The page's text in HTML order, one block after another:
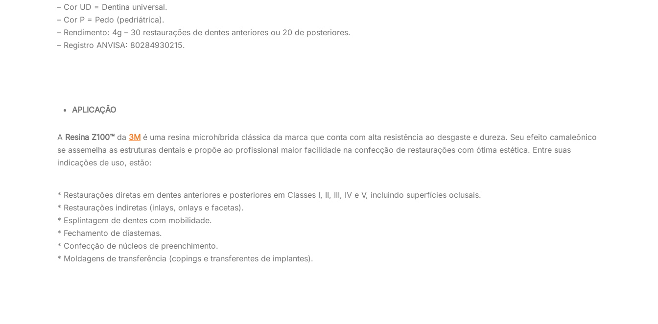
– Cor UD = Dentina universal.
– Cor P = Pedo (pedriátrica).
– Rendimento: 4g – 30 restaurações de dentes anteriores ou 20 de posteriores.
– Registro ANVISA: 80284930215.
APLICAÇÃO
A Resina Z100™ da 3M é uma resina microhíbrida clássica da marca que conta com alta resistência ao desgaste e dureza. Seu efeito camaleônico
se assemelha as estruturas dentais e propõe ao profissional maior facilidade na confecção de restaurações com ótima estética. Entre suas
indicações de uso, estão:
* Restaurações diretas em dentes anteriores e posteriores em Classes I, II, III, IV e V, incluindo superfícies oclusais.
* Restaurações indiretas (inlays, onlays e facetas).
* Esplintagem de dentes com mobilidade.
* Fechamento de diastemas.
* Confecção de núcleos de preenchimento.
* Moldagens de transferência (copings e transferentes de implantes).